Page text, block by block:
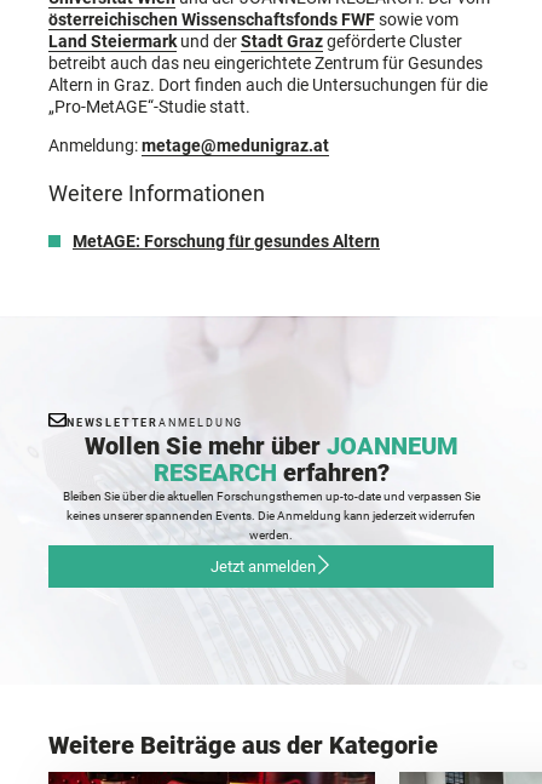
österreichischen Wissenschaftsfonds FWFsowie vom
Land Steiermark und derStadt Grazgeförderte Cluster
betreibt auch das neu eingerichtete Zentrum für Gesundes
Altern in Graz. Dort finden auch die Untersuchungen für die
„Pro-MetAGE“-Studie statt.
Anmeldung:metage@medunigraz.at
Weitere Informationen
MetAGE: Forschung für gesundes Altern
NEWSLETTER ANMELDUNG
Wollen Sie mehr über JOANNEUM
RESEARCH erfahren?
Bleiben Sie über die aktuellen Forschungsthemen up-to-date und verpassen Sie
keines unserer spannenden Events. Die Anmeldung kann jederzeit widerrufen
werden.
Jetzt anmelden
Weitere Beiträge aus der Kategorie